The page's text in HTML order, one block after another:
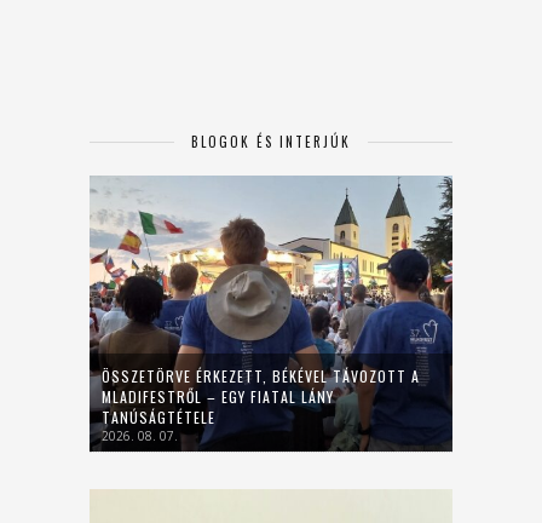
BLOGOK ÉS INTERJÚK
ÖSSZETÖRVE ÉRKEZETT, BÉKÉVEL TÁVOZOTT A
MLADIFESTRŐL – EGY FIATAL LÁNY
TANÚSÁGTÉTELE
2026. 08. 07.